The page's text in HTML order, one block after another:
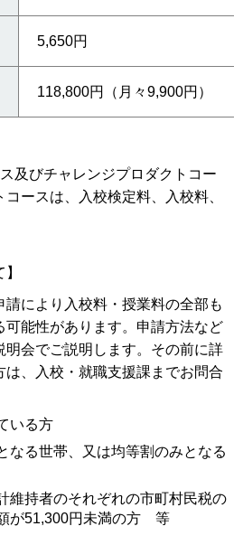
5,650円
118,800円（月々9,900円）
及びチャレンジプロダクトコー
ースは、入校検定料、入校料、
により入校料・授業料の全部も
可能性があります。申請方法など
明会でご説明します。その前に詳
、入校・就職支援課までお問合
いる方
なる世帯、又は均等割のみとなる
維持者のそれぞれの市町村民税の
が51,300円未満の方 等